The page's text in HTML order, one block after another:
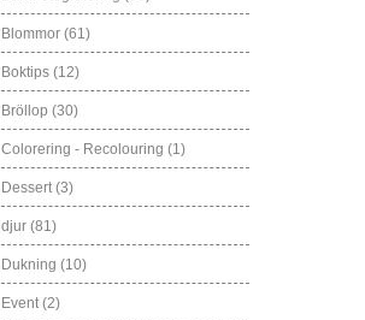
Blommor (61)
Boktips (12)
Bröllop (30)
Colorering - Recolouring (1)
Dessert (3)
djur (81)
Dukning (10)
Event (2)